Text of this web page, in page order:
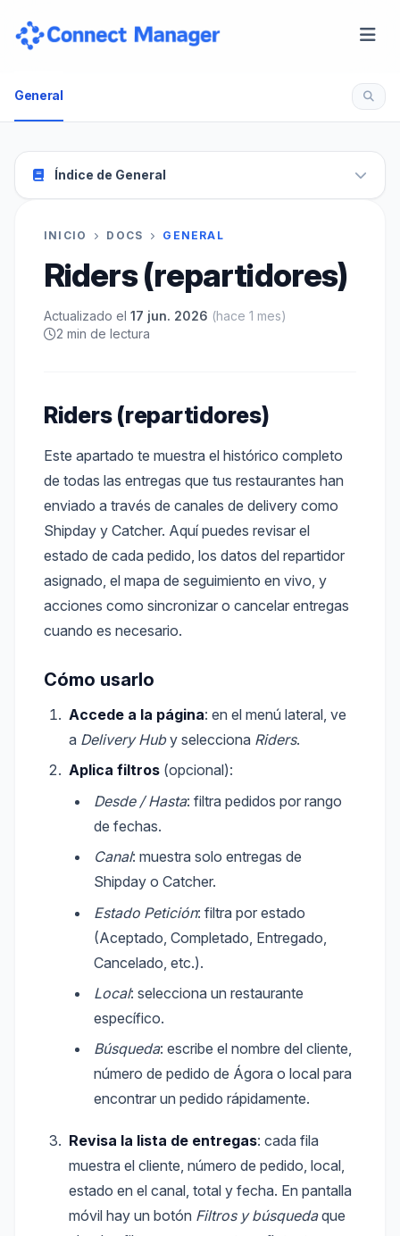
General
Índice de General
INICIO DOCS GENERAL
Riders (repartidores)
Actualizado el 17 jun. 2026 (hace 1 mes)
2 min de lectura
Riders (repartidores)
Este apartado te muestra el histórico completo
de todas las entregas que tus restaurantes han
enviado a través de canales de delivery como
Shipday y Catcher. Aquí puedes revisar el
estado de cada pedido, los datos del repartidor
asignado, el mapa de seguimiento en vivo, y
acciones como sincronizar o cancelar entregas
cuando es necesario.
Cómo usarlo
Accede a la página: en el menú lateral, ve
a Delivery Huby selecciona Riders.
Aplica filtros (opcional):
Desde / Hasta: filtra pedidos por rango
de fechas.
Canal: muestra solo entregas de
Shipday o Catcher.
Estado Petición: filtra por estado
(Aceptado, Completado, Entregado,
Cancelado, etc.).
Local: selecciona un restaurante
específico.
Búsqueda: escribe el nombre del cliente,
número de pedido de Ágora o local para
encontrar un pedido rápidamente.
Revisa la lista de entregas: cada fila
muestra el cliente, número de pedido, local,
estado en el canal, total y fecha. En pantalla
móvil hay un botón Filtros y búsquedaque